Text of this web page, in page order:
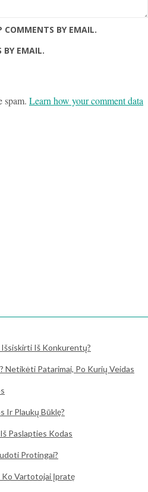
COMMENTS BY EMAIL.
BY EMAIL.
spam. Learn how your comment data
Iš Konkurentų?
Netikėti Patarimai, Po Kurių Veidas
Ir Plaukų Būklę?
Paslapties Kodas
Protingai?
Ko Vartotojai Įpratę